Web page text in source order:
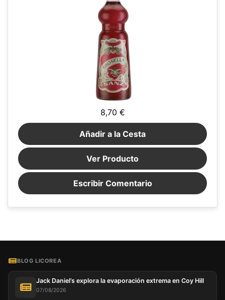
8,70 €
Añadir a la Cesta
Ver Producto
Escribir Comentario
BLOG LICOREA
Jack Daniel’s explora la evaporación extrema en Coy Hill
07/08/2026